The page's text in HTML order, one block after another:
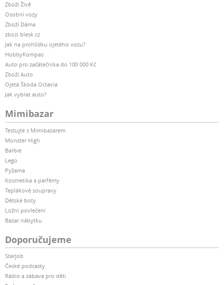
Zboží Živě
Osobní vozy
Zboží Dáma
zbozi.blesk.cz
Jak na prohlídku ojetého vozu?
HobbyKompas
Auto pro začátečníka do 100 000 Kč
Zboží Auto
Ojetá Škoda Octavia
Jak vybrat auto?
Mimibazar
Testujte s Mimibazarem
Monster High
Barbie
Lego
Pyžama
Kosmetika a parfémy
Teplákové soupravy
Dětské boty
Ložní povlečení
Bazar nábytku
Doporučujeme
Starjob
České podcasty
Rádio a zábava pro děti